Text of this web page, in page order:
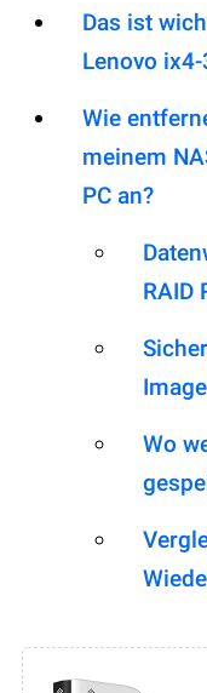
Das ist
Lenovo
Wie
meinem
PC an?
RAID
Wo